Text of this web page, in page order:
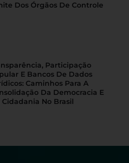
Dos Órgãos De Controle
Participação
E Bancos De Dados
Caminhos Para A
Da Democracia E
Cidadania No Brasil